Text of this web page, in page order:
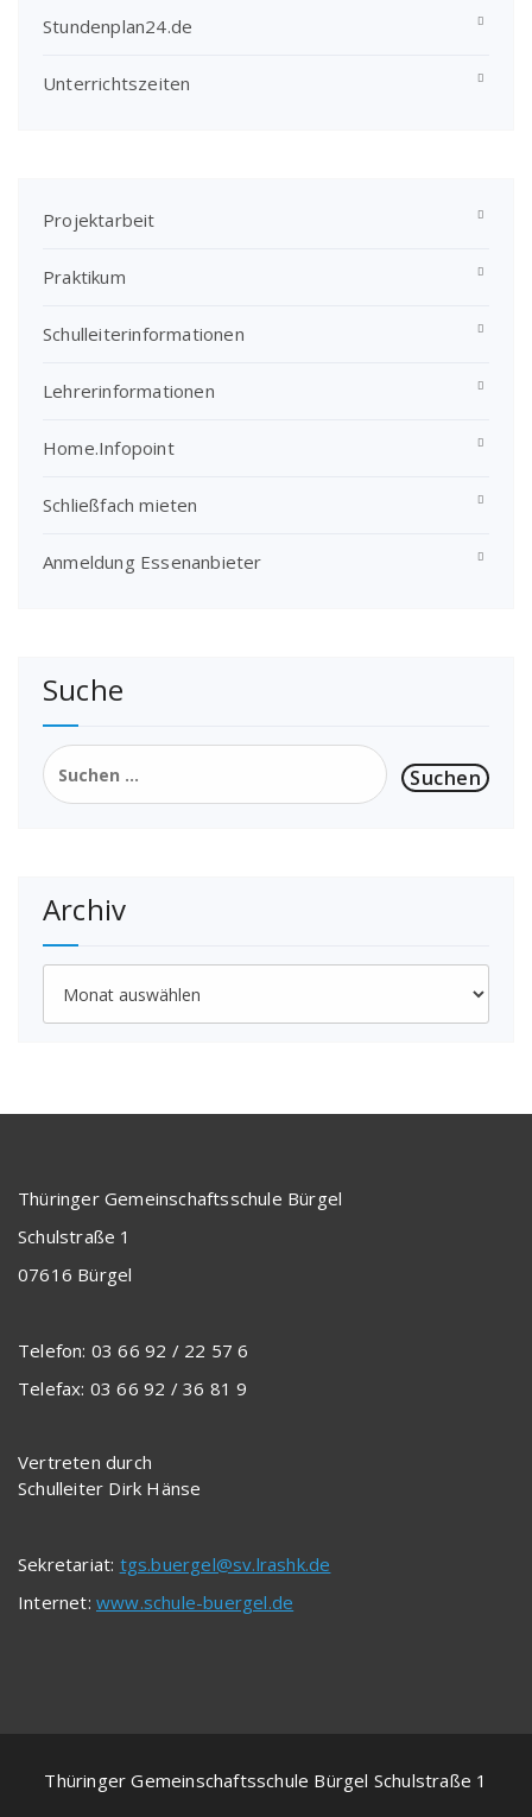
Stundenplan24.de
Unterrichtszeiten
Projektarbeit
Praktikum
Schulleiterinformationen
Lehrerinformationen
Home.Infopoint
Schließfach mieten
Anmeldung Essenanbieter
Suche
Suchen
nach:
Archiv
Thüringer Gemeinschaftsschule Bürgel
Schulstraße 1
07616 Bürgel
Telefon: 03 66 92 / 22 57 6
Telefax: 03 66 92 / 36 81 9
Vertreten durch
Schulleiter Dirk Hänse
Sekretariat: tgs.buergel@sv.lrashk.de
Internet: www.schule-buergel.de
Thüringer Gemeinschaftsschule Bürgel Schulstraße 1